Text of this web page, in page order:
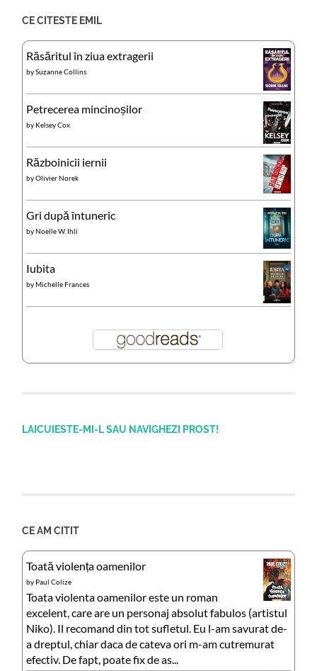
CE CITESTE EMIL
Răsăritul în ziua extragerii
bySuzanne Collins
Petrecerea mincinoșilor
by Kelsey Cox
Războinicii iernii
byOlivier Norek
Gri după întuneric
byNoelle W. Ihli
Iubita
byMichelle Frances
LAICUIESTE-MI-L SAU NAVIGHEZI PROST!
CE AM CITIT
Toată violența oamenilor
by Paul Colize
Toata violenta oamenilor este un roman
excelent, care are un personaj absolut fabulos (artistul
Niko). Il recomand din tot sufletul. Eu l-am savurat de-
a dreptul, chiar daca de cateva ori m-am cutremurat
efectiv. De fapt, poate fix de as...